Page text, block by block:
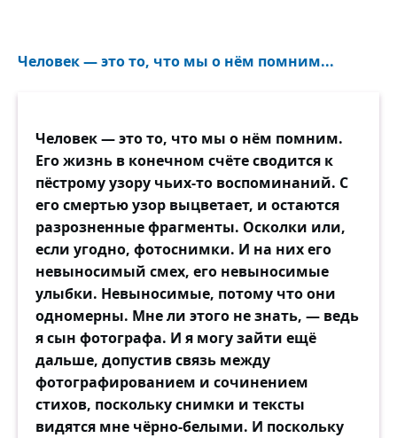
Как звери, мы друг другу чужды...
Проговорил красноречиво
Все тайны сердца своего...
И отдыхает горделиво,
Не сделав ровно ничего.
Мы не довольны нашей долей —
Но покоряемся... Судьба!!
И над разгульной, гордой волей
Хохочем хохотом раба.
Но и себя браним охотно —
Так!! не жалеем укоризн!!
И проживаем беззаботно
Всю незаслуженную жизнь.
Человек — это то, что мы о нём помним...
Человек — это то, что мы о нём помним.
Его жизнь в конечном счёте сводится к
пёстрому узору чьих-то воспоминаний. С
его смертью узор выцветает, и остаются
разрозненные фрагменты. Осколки или,
если угодно, фотоснимки. И на них его
невыносимый смех, его невыносимые
улыбки. Невыносимые, потому что они
одномерны. Мне ли этого не знать, — ведь
я сын фотографа. И я могу зайти ещё
дальше, допустив связь между
фотографированием и сочинением
стихов, поскольку снимки и тексты
видятся мне чёрно-белыми. И поскольку